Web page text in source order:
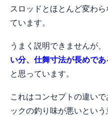
スロッドとほとんど変わ
ています。
うまく説明できませんが、
い分、仕舞寸法が長めであ
と思っています。
これはコンセプトの違い
ックの釣り味が悪いとい